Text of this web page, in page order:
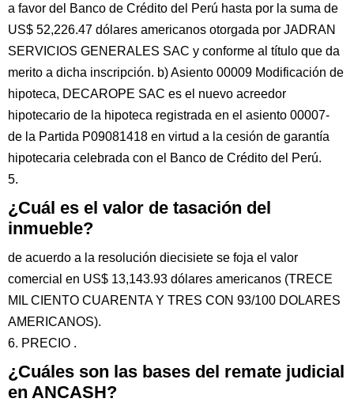
a favor del Banco de Crédito del Perú hasta por la suma de
US$ 52,226.47 dólares americanos otorgada por JADRAN
SERVICIOS GENERALES SAC y conforme al título que da
merito a dicha inscripción. b) Asiento 00009 Modificación de
hipoteca, DECAROPE SAC es el nuevo acreedor
hipotecario de la hipoteca registrada en el asiento 00007-
de la Partida P09081418 en virtud a la cesión de garantía
hipotecaria celebrada con el Banco de Crédito del Perú.
5.
¿Cuál es el valor de tasación del
inmueble?
de acuerdo a la resolución diecisiete se foja el valor
comercial en US$ 13,143.93 dólares americanos (TRECE
MIL CIENTO CUARENTA Y TRES CON 93/100 DOLARES
AMERICANOS).
6. PRECIO .
¿Cuáles son las bases del remate judicial
en ANCASH?